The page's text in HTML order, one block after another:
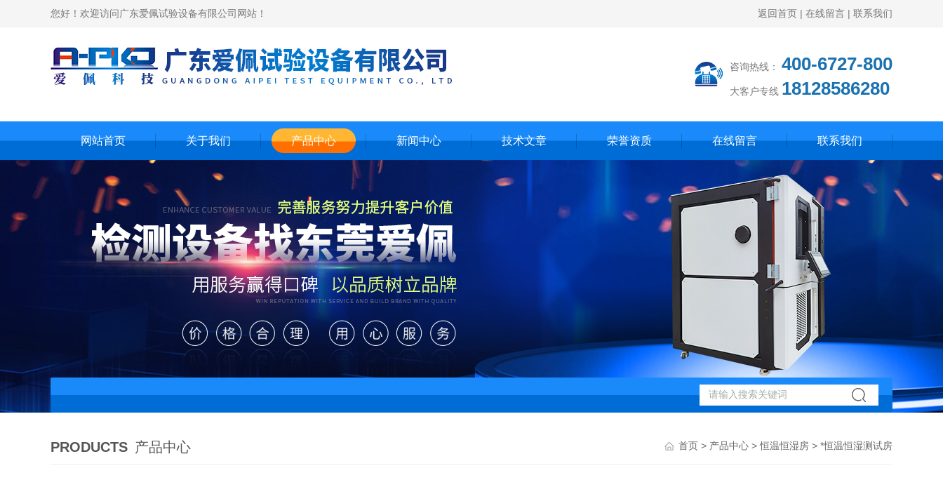
您好！欢迎访问广东爱佩试验设备有限公司网站！ 返回首页 | 在线留言 | 联系我们
咨询热线： 400-6727-800
大客户专线 18128586280
网站首页 关于我们 产品中心 新闻中心 技术文章 荣誉资质 在线留言 联系我们
PRODUCTS 产品中心 首页 > 产品中心 >恒温恒湿房 > *恒温恒湿测试房